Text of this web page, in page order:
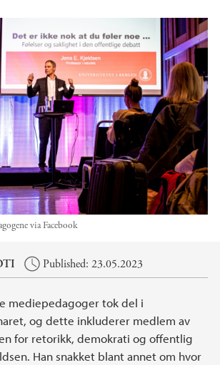
via Facebook
Published: 23.05.2023
mediepedagoger tok del i
og dette inkluderer medlem av
for retorikk, demokrati og offentlig
Han snakket blant annet om hvor